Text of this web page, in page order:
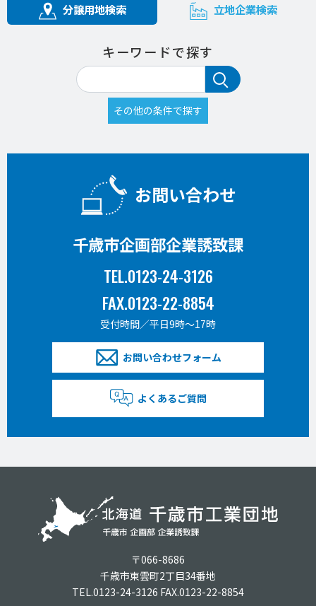
分譲用地検索 立地企業検索
キーワードで探す
お問い合わせ
千歳市企画部企業誘致課
TEL.0123-24-3126
FAX.0123-22-8854
受付時間／平日9時〜17時
お問い合わせフォーム
よくあるご質問
〒066-8686
千歳市東雲町2丁目34番地
TEL.0123-24-3126 FAX.0123-22-8854